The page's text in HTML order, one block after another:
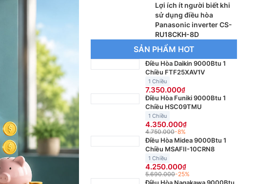
Lợi ích ít người biết khi
sử dụng điều hòa
Panasonic inverter CS-
RU18CKH-8D
SẢN PHẨM HOT
Điều Hòa Daikin 9000Btu 1
Chiều FTF25XAV1V
1 Chiều
7.350.000
Điều Hòa Funiki 9000Btu 1
Chiều HSC09TMU
1 Chiều
4.350.000
4.750.000-8%
Điều Hòa Midea 9000Btu 1
Chiều MSAFII-10CRN8
1 Chiều
4.250.000
5.690.000-25%